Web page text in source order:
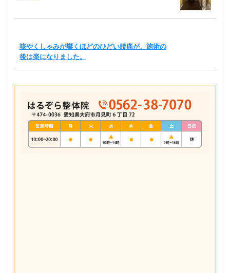
咳やくしゃみが響くほどのひどい腰痛が、施術の
後は楽になりました。